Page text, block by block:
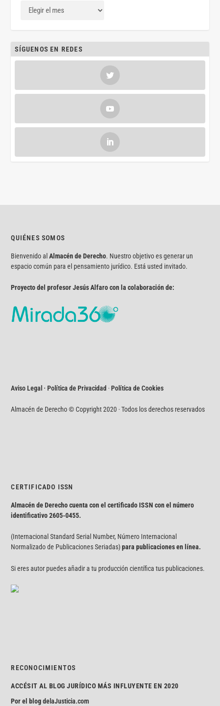
SÍGUENOS EN REDES
QUIÉNES SOMOS
Bienvenido alAlmacén de Derecho. Nuestro objetivo es generar un
espacio común para el pensamiento jurídico. Está usted invitado.
Proyecto del profesor Jesús Alfaro con la colaboración de:
Aviso Legal · Política de Privacidad ·Política de Cookies
Almacén de Derecho © Copyright 2020 · Todos los derechos reservados
CERTIFICADO ISSN
Almacén de Derecho cuenta con el certificado ISSN con el número
identificativo2605-0455.
(Internacional Standard Serial Number, Número Internacional
Normalizado de Publicaciones Seriadas)para publicaciones en línea.
Si eres autor puedes añadir a tu producción científica tus publicaciones.
RECONOCIMIENTOS
ACCÉSIT AL BLOG JURÍDICO MÁS INFLUYENTE EN 2020
Por el blogdelaJusticia.com